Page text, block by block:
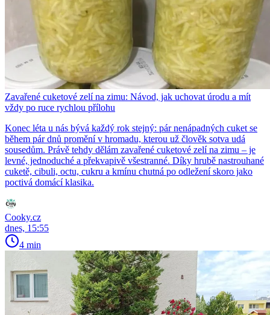
Zavařené cuketové zelí na zimu: Návod, jak uchovat úrodu a mít
vždy po ruce rychlou přílohu
Konec léta u nás bývá každý rok stejný: pár nenápadných cuket se
během pár dnů promění v hromadu, kterou už člověk sotva udá
sousedům. Právě tehdy dělám zavařené cuketové zelí na zimu – je
levné, jednoduché a překvapivě všestranné. Díky hrubě nastrouhané
cuketě, cibuli, octu, cukru a kmínu chutná po odležení skoro jako
poctivá domácí klasika.
Cooky.cz
dnes, 15:55
4 min